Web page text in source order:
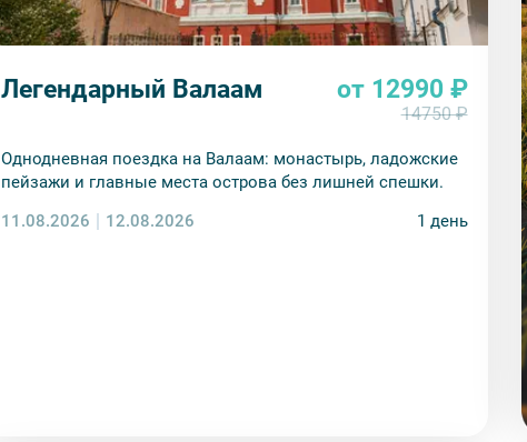
Легендарный Валаам от 12990 ₽
14750 ₽
Однодневная поездка на Валаам: монастырь, ладожские
пейзажи и главные места острова без лишней спешки.
11.08.2026
12.08.2026 1 день